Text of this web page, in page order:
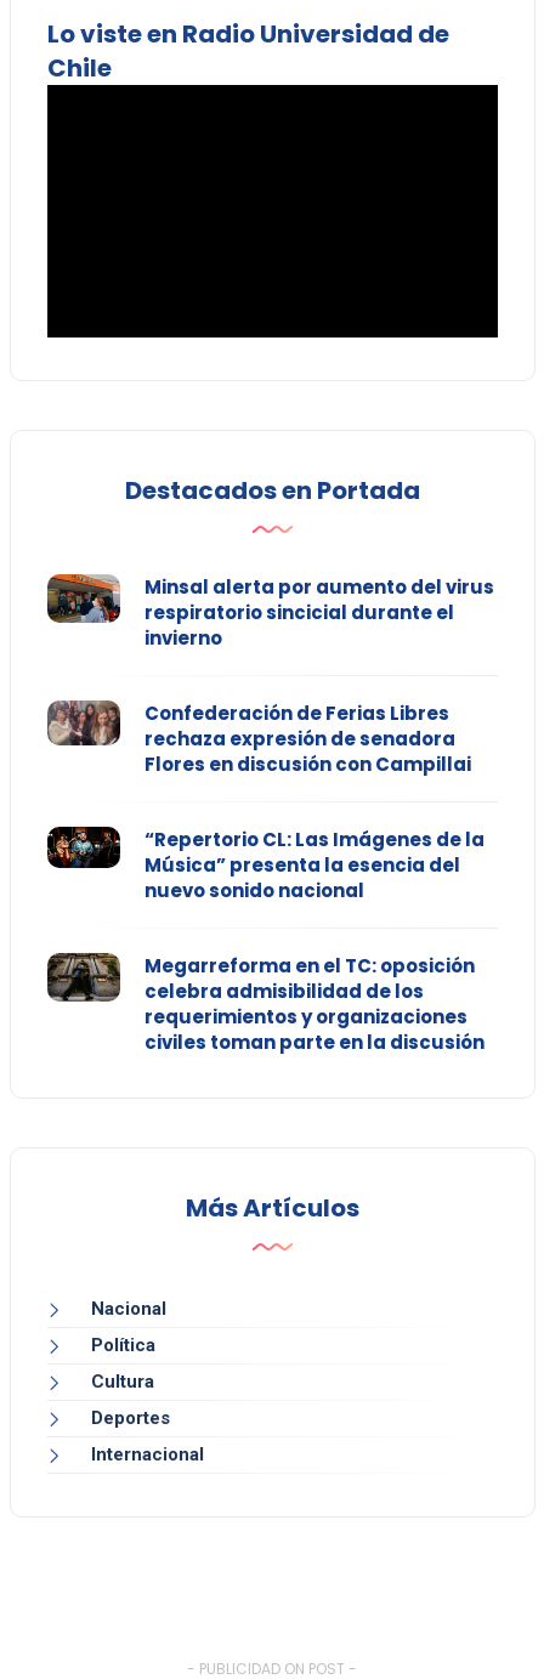
Lo viste en Radio Universidad de
Chile
Destacados en Portada
Minsal alerta por aumento del virus
respiratorio sincicial durante el
invierno
Confederación de Ferias Libres
rechaza expresión de senadora
Flores en discusión con Campillai
“Repertorio CL: Las Imágenes de la
Música” presenta la esencia del
nuevo sonido nacional
Megarreforma en el TC: oposición
celebra admisibilidad de los
requerimientos y organizaciones
civiles toman parte en la discusión
Más Artículos
Nacional
Política
Cultura
Deportes
Internacional
- PUBLICIDAD ON POST -